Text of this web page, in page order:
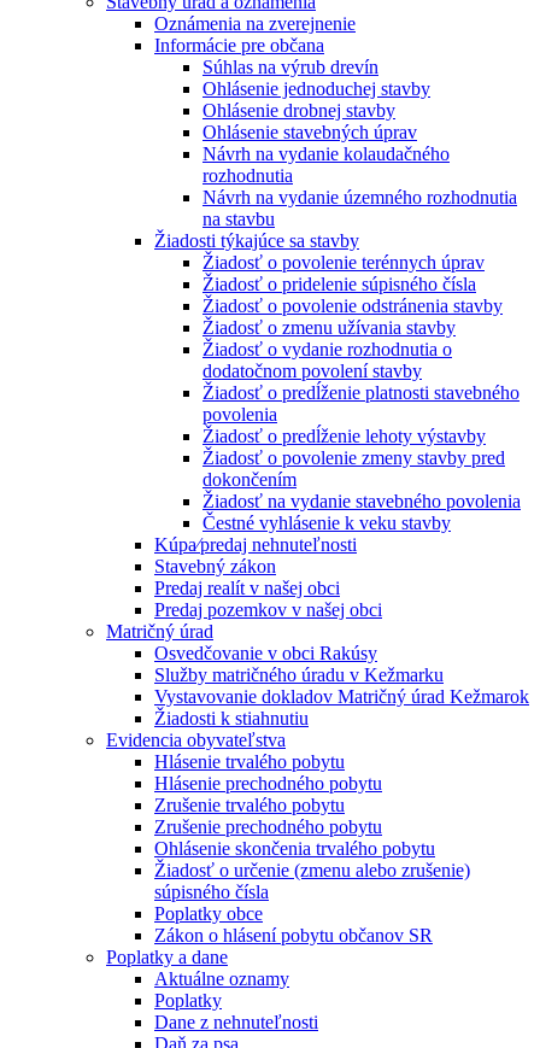
Oznámenia na zverejnenie
Informácie pre občana
Súhlas na výrub drevín
Ohlásenie jednoduchej stavby
Ohlásenie drobnej stavby
Ohlásenie stavebných úprav
Návrh na vydanie kolaudačného
rozhodnutia
Návrh na vydanie územného rozhodnutia
na stavbu
Žiadosti týkajúce sa stavby
Žiadosť o povolenie terénnych úprav
Žiadosť o pridelenie súpisného čísla
Žiadosť o povolenie odstránenia stavby
Žiadosť o zmenu užívania stavby
Žiadosť o vydanie rozhodnutia o
dodatočnom povolení stavby
Žiadosť o predĺženie platnosti stavebného
povolenia
Žiadosť o predĺženie lehoty výstavby
Žiadosť o povolenie zmeny stavby pred
dokončením
Žiadosť na vydanie stavebného povolenia
Čestné vyhlásenie k veku stavby
Kúpa⁄predaj nehnuteľnosti
Stavebný zákon
Predaj realít v našej obci
Predaj pozemkov v našej obci
Matričný úrad
Osvedčovanie v obci Rakúsy
Služby matričného úradu v Kežmarku
Vystavovanie dokladov Matričný úrad Kežmarok
Žiadosti k stiahnutiu
Evidencia obyvateľstva
Hlásenie trvalého pobytu
Hlásenie prechodného pobytu
Zrušenie trvalého pobytu
Zrušenie prechodného pobytu
Ohlásenie skončenia trvalého pobytu
Žiadosť o určenie (zmenu alebo zrušenie)
súpisného čísla
Poplatky obce
Zákon o hlásení pobytu občanov SR
Poplatky a dane
Aktuálne oznamy
Poplatky
Dane z nehnuteľnosti
Daň za psa